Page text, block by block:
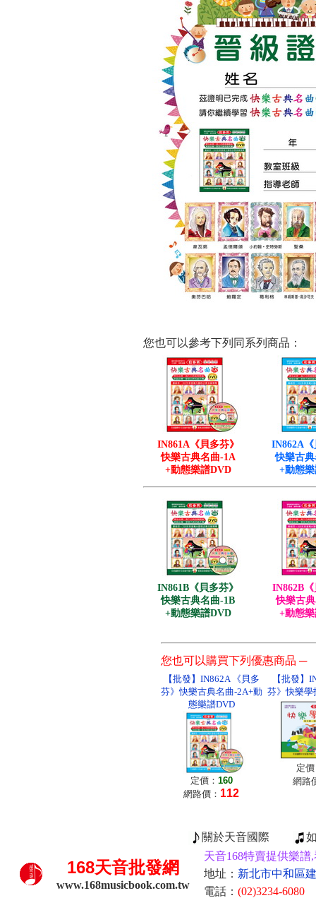
您也可以參考下列同系列商品：
IN861A《貝多芬》
快樂古典名曲-1A
+動態樂譜DVD
IN862A
快樂古
+動態
IN861B《貝多芬》
快樂古典名曲-1B
+動態樂譜DVD
IN862B
快樂古
+動態
您也可以購買下列優惠商品 ─
【批發】IN862A 《貝多
芬》快樂古典名曲-2A+動
態樂譜DVD
定價： 160
網路價： 112
【批發】
芬》快樂學
定
網路
關於天音國際
168天音批發網
www.168musicbook.com.tw
天音168特賣提供樂
地址： 新北市中和區
電話： (02)3234-6080